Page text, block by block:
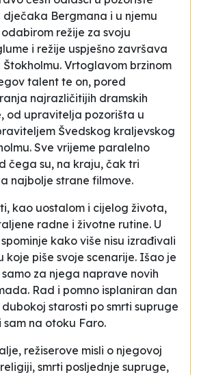
Bergmana i u njemu
režije za svoju
i režije uspješno završava
Vrtoglavom brzinom
talent te on, pored
najrazličitijih dramskih
od upravitelja pozorišta u
Švedskog kraljevskog
Sve vrijeme paralelno
čega su, na kraju, čak tri
najbolje strane filmove.
kao uostalom i cijelog života,
radne i životne rutine. U
kako više nisu izrađivali
koje piše svoje scenarije. Išao je
za njega naprave novih
Rad i pomno isplaniran dan
starosti po smrti supruge
na otoku Faro.
režiserove misli o njegovoj
smrti posljednje supruge,